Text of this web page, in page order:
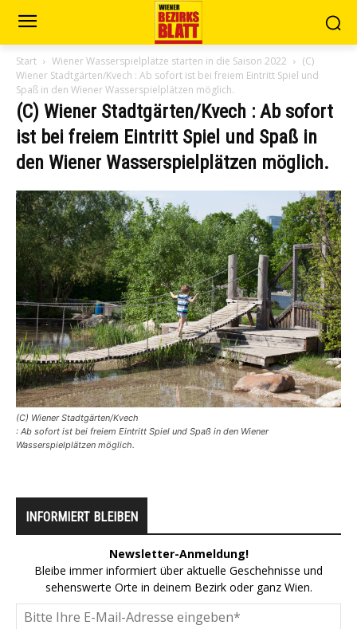
Start Wiener Wasserspielplätze starten in die Saison 2022
(C)
Wiener Stadtgärten/Kvech : Ab sofort ist bei freiem Eintritt Spiel und
Spaß in den Wiener Wasserspielplätzen möglich.
(C) Wiener Stadtgärten/Kvech : Ab sofort
ist bei freiem Eintritt Spiel und Spaß in
den Wiener Wasserspielplätzen möglich.
(C) Wiener Stadtgärten/Kvech
: Ab sofort ist bei freiem Eintritt Spiel und Spaß in den Wiener
Wasserspielplätzen möglich.
INFORMIERT BLEIBEN
Newsletter-Anmeldung!
Bleibe immer informiert über aktuelle Geschehnisse und
sehenswerte Orte in deinem Bezirk oder ganz Wien.